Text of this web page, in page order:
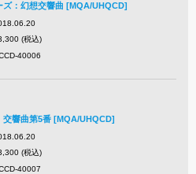
ズ：幻想交響曲 [MQA/UHQCD]
(税込)
40006
交響曲第5番 [MQA/UHQCD]
(税込)
40007